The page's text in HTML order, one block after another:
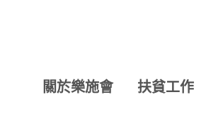
關於樂施會 扶貧工作